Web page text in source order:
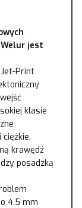
jest
Print
klasie
krawędź
posadzką
4.5 mm